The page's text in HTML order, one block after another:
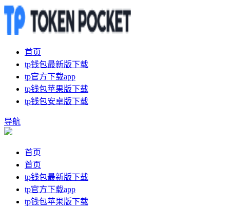
首页
tp钱包最新版下载
tp官方下载app
tp钱包苹果版下载
tp钱包安卓版下载
导航
首页
首页
tp钱包最新版下载
tp官方下载app
tp钱包苹果版下载